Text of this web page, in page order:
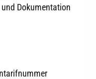
Dokumentation